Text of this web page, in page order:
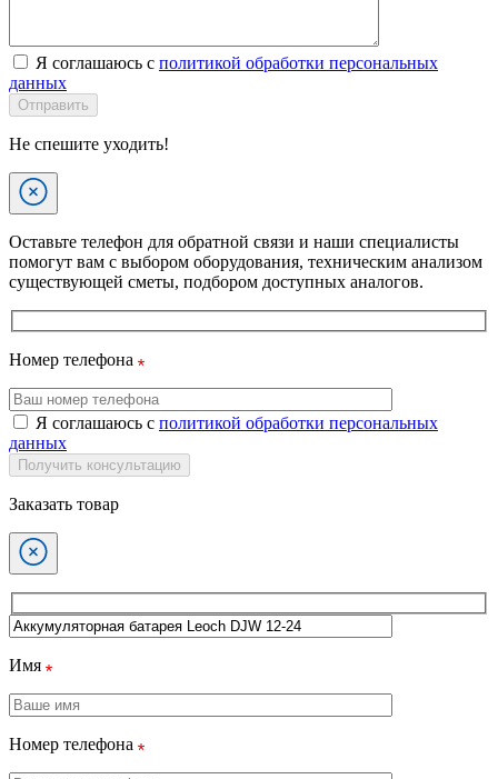
Я соглашаюсь с политикой обработки персональных
данных
Отправить
Не спешите уходить!
Оставьте телефон для обратной связи и наши специалисты
помогут вам с выбором оборудования, техническим анализом
существующей сметы, подбором доступных аналогов.
Номер телефона
Я соглашаюсь с политикой обработки персональных
данных
Получить консультацию
Заказать товар
Имя
Номер телефона